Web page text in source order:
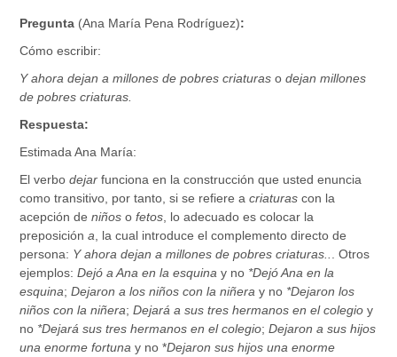
Pregunta (Ana María Pena Rodríguez):
Cómo escribir:
Y ahora dejan a millones de pobres criaturas odejan millones
de pobres criaturas.
Respuesta:
Estimada Ana María:
El verbodejarfunciona en la construcción que usted enuncia
como transitivo, por tanto, si se refiere acriaturas con la
acepción deniños ofetos , lo adecuado es colocar la
preposicióna , la cual introduce el complemento directo de
persona: Y ahora dejan a millones de pobres criaturas..
. Otros
ejemplos:Dejó a Ana en la esquina y no *Dejó Ana en la
esquina;Dejaron a los niños con la niñera y no *Dejaron los
niños con la niñera;Dejará a sus tres hermanos en el colegio y
no *Dejará sus tres hermanos en el colegio;Dejaron a sus hijos
una enorme fortuna y no *Dejaron sus hijos una enorme